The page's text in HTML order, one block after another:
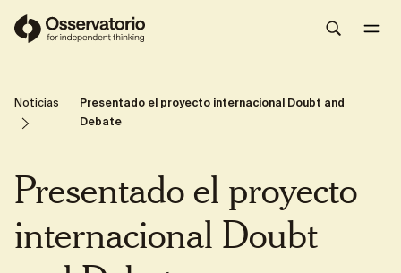
Noticias
Presentado el proyecto internacional Doubt and
Debate
Presentado el proyecto
internacional Doubt
Doubt and Debate Share